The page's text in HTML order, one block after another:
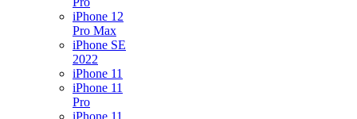
iPhone 12
Pro Max
iPhone SE
2022
iPhone 11
iPhone 11
Pro
iPhone 11